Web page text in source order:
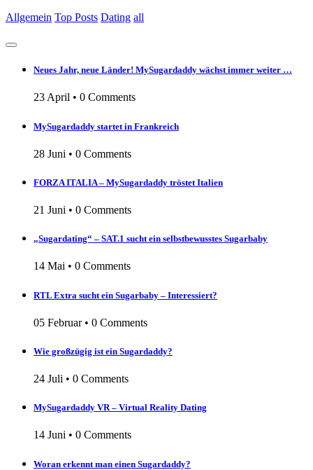
Allgemein Top Posts Dating all
Neues Jahr, neue Länder! MySugardaddy wächst immer weiter …
23 April • 0 Comments
MySugardaddy startet in Frankreich
28 Juni • 0 Comments
FORZA ITALIA – MySugardaddy tröstet Italien
21 Juni • 0 Comments
„Sugardating“ – SAT.1 sucht ein selbstbewusstes Sugarbaby
14 Mai • 0 Comments
RTL Extra sucht ein Sugarbaby – Interessiert?
05 Februar• 0 Comments
Wie großzügig ist ein Sugardaddy?
24 Juli • 0 Comments
MySugardaddy VR – Virtual Reality Dating
14 Juni • 0 Comments
Woran erkennt man einen Sugardaddy?